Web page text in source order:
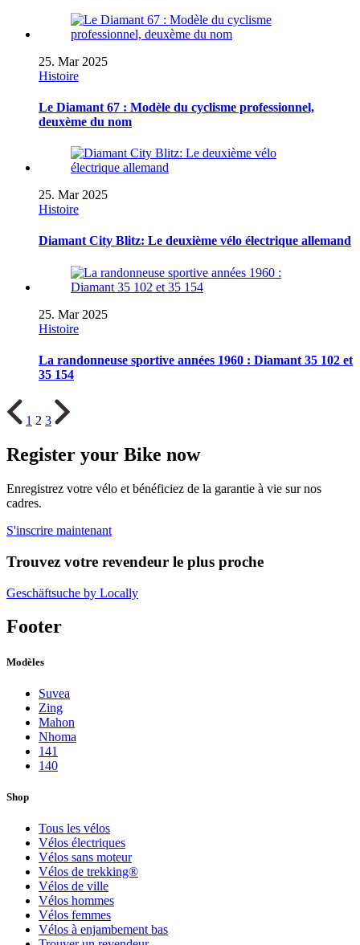
25. Mar 2025
Histoire
Le Diamant 67 : Modèle du cyclisme professionnel,
deuxème du nom
25. Mar 2025
Histoire
Diamant City Blitz: Le deuxième vélo électrique allemand
25. Mar 2025
Histoire
La randonneuse sportive années 1960 : Diamant 35 102 et
35 154
1 2 3
Register your Bike now
Enregistrez votre vélo et bénéficiez de la garantie à vie sur nos
cadres.
S'inscrire maintenant
Trouvez votre revendeur le plus proche
Geschäftsuche by Locally
Footer
Modèles
Suvea
Zing
Mahon
Nhoma
141
140
Shop
Tous les vélos
Vélos électriques
Vélos sans moteur
Vélos de trekking®
Vélos de ville
Vélos hommes
Vélos femmes
Vélos à enjambement bas